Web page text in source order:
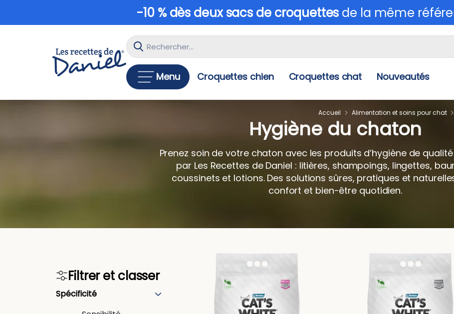
-10 % dès deux sacs de croquettes de la même
Menu Croquettes chien Croquettes chat Nouveautés
Accueil Alimentation et soins pour chat
Hygiène du chaton
Prenez soin de votre chaton avec les produits d’hygiène de
par Les Recettes de Daniel : litières, shampoings, lingettes,
coussinets et lotions. Des solutions sûres, pratiques et
confort et bien-être quotidien.
Filtrer et classer
Spécificité